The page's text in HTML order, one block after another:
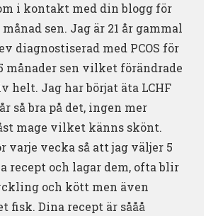
i kontakt med din blogg för
sen. Jag är 21 år gammal
diagnostiserad med PCOS för
månader sen vilket förändrade
helt. Jag har börjat äta LCHF
så bra på det, ingen mer
mage vilket känns skönt.
varje vecka så att jag väljer 5
recept och lagar dem, ofta blir
och kött men även
fisk. Dina recept är sååå